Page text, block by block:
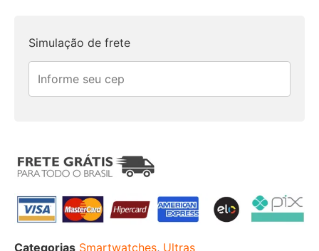
Simulação de frete
Categorias Smartwatches, Ultras